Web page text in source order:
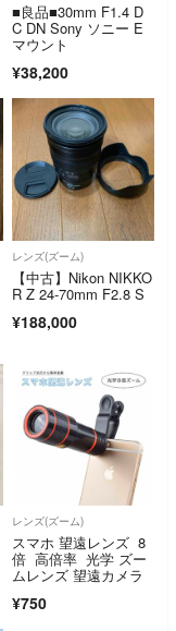
■良品■30mm F1.4 D
C DN Sony ソニー E
マウント
¥38,200
レンズ(ズーム)
【中古】Nikon NIKKO
R Z 24-70mm F2.8 S
¥188,000
レンズ(ズーム)
スマホ 望遠レンズ 8
倍 高倍率 光学 ズー
ムレンズ 望遠カメラ
¥750